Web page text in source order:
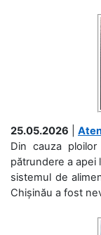
25.05.2026
Din cauza
pătrundere a apei
sistemul de
Chișinău a fost